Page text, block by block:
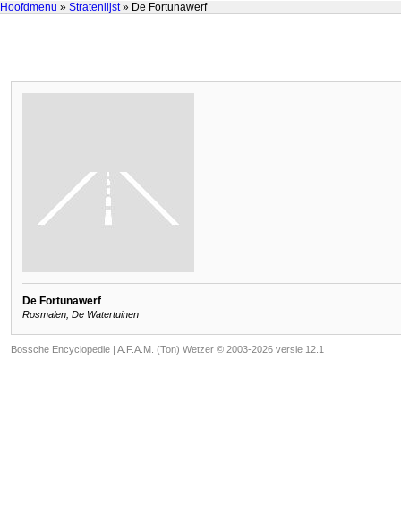
Hoofdmenu » Stratenlijst» De Fortunawerf
De Fortunawerf
Rosmalen, De Watertuinen
Bossche Encyclopedie | A.F.A.M. (Ton) Wetzer © 2003-2026 versie 12.1